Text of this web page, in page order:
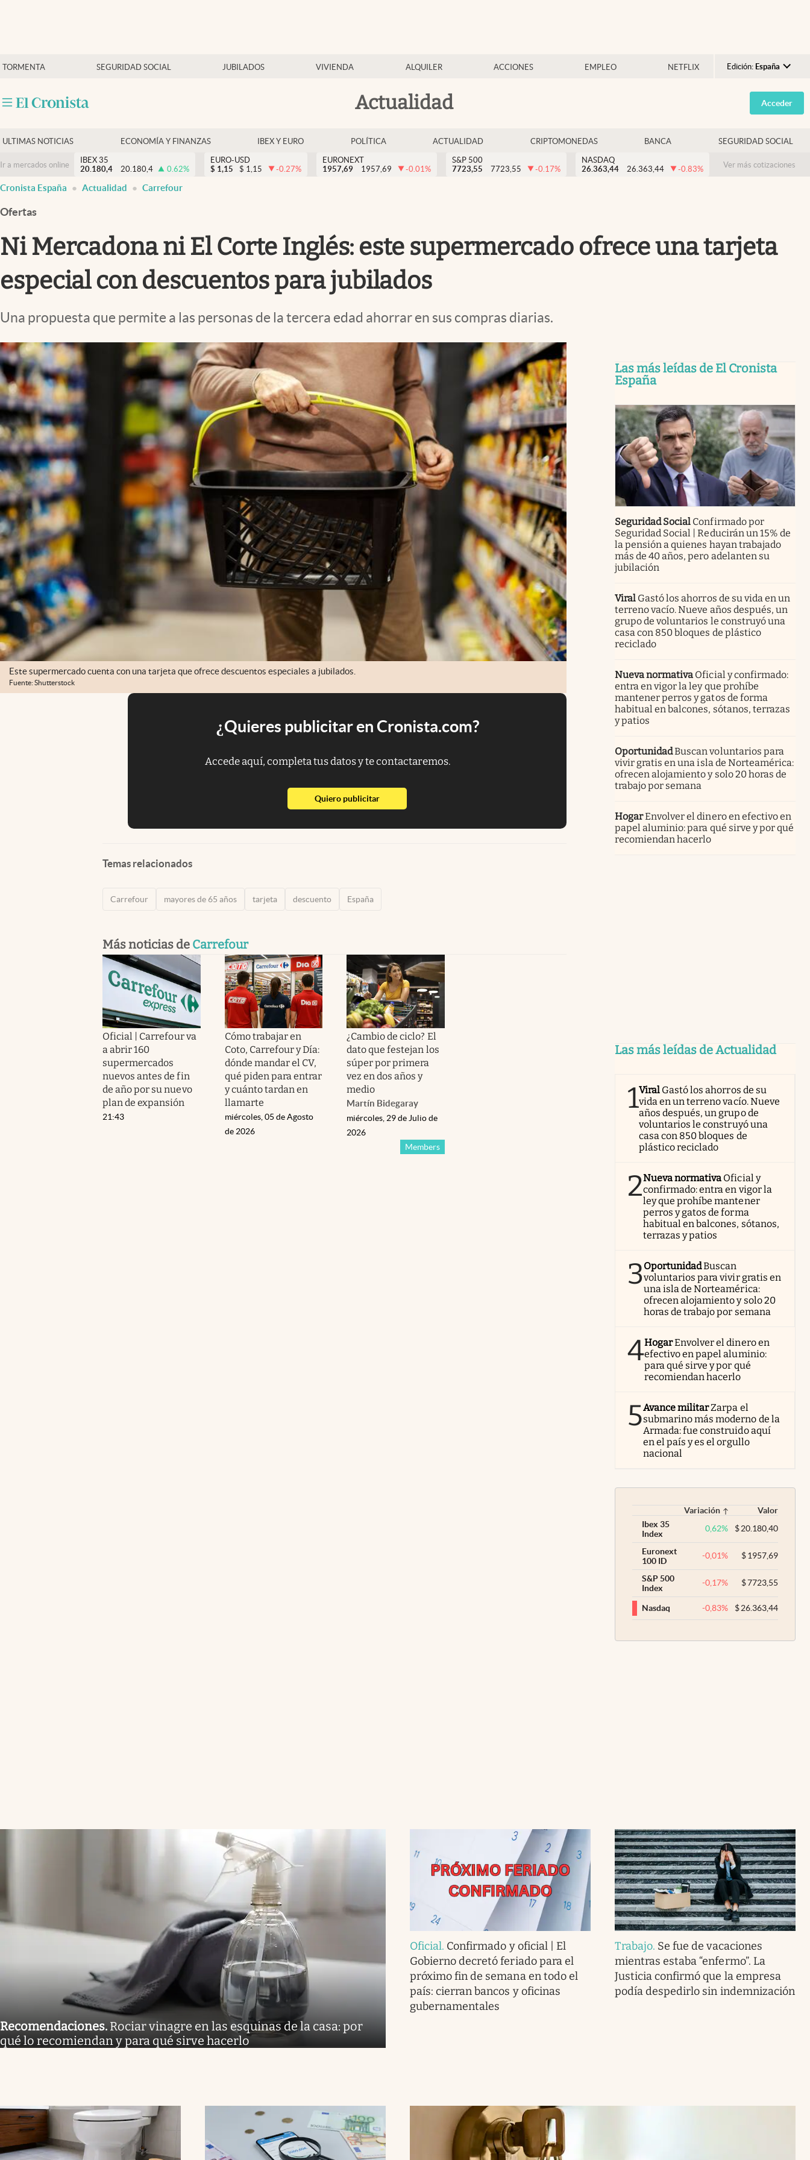
TORMENTA SEGURIDAD SOCIAL JUBILADOS VIVIENDA ALQUILER ACCIONES EMPLEO NETFLIX Edición: España
Argentina
España
USA
Colombia
Actualidad
Economía y finanzas
Criptomonedas
Acceder
ULTIMAS NOTICIAS ECONOMÍA Y FINANZAS IBEX Y EURO POLÍTICA ACTUALIDAD CRIPTOMONEDAS BANCA SEGURIDAD SOCIAL
Ir a mercados online
IBEX 35
20.180,4
20.180,4 0.62%
EURO-USD
$ 1,15 $ 1,15 -0.27%
EURONEXT
1957,69
1957,69 -0.01%
S&P 500
7723,55
7723,55 -0.17%
NASDAQ
26.363,44
26.363,44 -0.83% Ver más cotizaciones
Cronista España Actualidad Carrefour
Ofertas
Ni Mercadona ni El Corte Inglés: este supermercado ofrece una tarjeta
especial con descuentos para jubilados
Una propuesta que permite a las personas de la tercera edad ahorrar en sus compras diarias.
Este supermercado cuenta con una tarjeta que ofrece descuentos especiales a jubilados.
Fuente: Shutterstock
¿Quieres publicitar en Cronista.com?
Accede aquí, completa tus datos y te contactaremos.
Quiero publicitarabre en nueva pestaña
Temas relacionados
Carrefour mayores de 65 años tarjeta descuento España
Más noticias de Carrefour
Oficial | Carrefour va
a abrir 160
supermercados
nuevos antes de fin
de año por su nuevo
plan de expansión
21:43
Cómo trabajar en
Coto, Carrefour y Día:
dónde mandar el CV,
qué piden para entrar
y cuánto tardan en
llamarte
miércoles, 05 de Agosto
de 2026
¿Cambio de ciclo? El
dato que festejan los
súper por primera
vez en dos años y
medio
Martín Bidegaray
Members
miércoles, 29 de Julio de
2026
Las más leídas de El Cronista
España
Seguridad Social Confirmado por
Seguridad Social | Reducirán un 15% de
la pensión a quienes hayan trabajado
más de 40 años, pero adelanten su
jubilación
Viral Gastó los ahorros de su vida en un
terreno vacío. Nueve años después, un
grupo de voluntarios le construyó una
casa con 850 bloques de plástico
reciclado
Nueva normativa Oficial y confirmado:
entra en vigor la ley que prohíbe
mantener perros y gatos de forma
habitual en balcones, sótanos, terrazas
y patios
OportunidadBuscan voluntarios para
vivir gratis en una isla de Norteamérica:
ofrecen alojamiento y solo 20 horas de
trabajo por semana
HogarEnvolver el dinero en efectivo en
papel aluminio: para qué sirve y por qué
recomiendan hacerlo
Las más leídas de Actualidad
1Viral Gastó los ahorros de su
vida en un terreno vacío. Nueve
años después, un grupo de
voluntarios le construyó una
casa con 850 bloques de
plástico reciclado
2Nueva normativa Oficial y
confirmado: entra en vigor la
ley que prohíbe mantener
perros y gatos de forma
habitual en balcones, sótanos,
terrazas y patios
3OportunidadBuscan
voluntarios para vivir gratis en
una isla de Norteamérica:
ofrecen alojamiento y solo 20
horas de trabajo por semana
4HogarEnvolver el dinero en
efectivo en papel aluminio:
para qué sirve y por qué
recomiendan hacerlo
5Avance militarZarpa el
submarino más moderno de la
Armada: fue construido aquí
en el país y es el orgullo
nacional
Variación
Valor
Ibex 35
Index
0,62% $20.180,40
Euronext
100 ID
-0,01% $1957,69
S&P 500
Index
-0,17% $7723,55
Nasdaq -0,83% $26.363,44
Recomendaciones. Rociar vinagre en las esquinas de la casa: por
qué lo recomiendan y para qué sirve hacerlo
Oficial. Confirmado y oficial | El
Gobierno decretó feriado para el
próximo fin de semana en todo el
país: cierran bancos y oficinas
gubernamentales
Trabajo. Se fue de vacaciones
mientras estaba “enfermo”. La
Justicia confirmó que la empresa
podía despedirlo sin indemnización